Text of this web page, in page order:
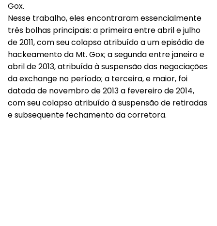
Gox.
Nesse trabalho, eles encontraram essencialmente
três bolhas principais: a primeira entre abril e julho
de 2011, com seu colapso atribuído a um episódio de
hackeamento da Mt. Gox; a segunda entre janeiro e
abril de 2013, atribuída à suspensão das negociações
da exchange no período; a terceira, e maior, foi
datada de novembro de 2013 a fevereiro de 2014,
com seu colapso atribuído à suspensão de retiradas
e subsequente fechamento da corretora.